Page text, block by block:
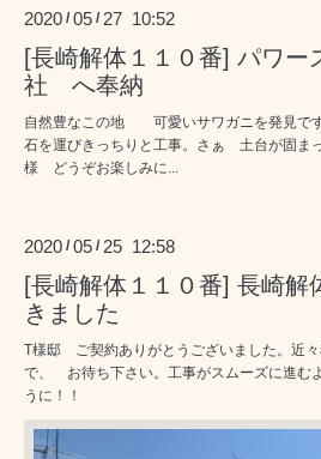
2020 /05 / 27 10:52
[長崎解体１１０番] パワ
社 へ奉納
自然豊なこの地 可愛いサワガニを発見で
石を運びきっちりと工事。さぁ 土台が固
様 どうぞお楽しみに...
2020 /05 / 25 12:58
[長崎解体１１０番] 長崎解
きました
T様邸 ご契約ありがとうございました。近
で、 お待ち下さい。工事がスムーズに進む
うに！！